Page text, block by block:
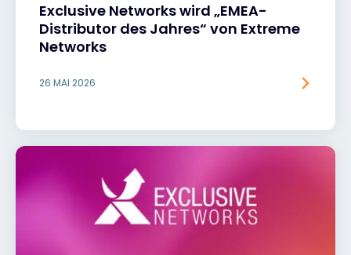
Exclusive Networks wird „EMEA-
Distributor des Jahres“ von Extreme
Networks
26 MAI 2026